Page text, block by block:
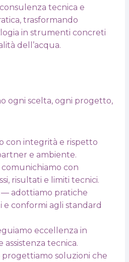
tecnica e
trasformando
in strumenti concreti
dell’acqua.
ogni scelta, ogni progetto,
con integrità e rispetto
e ambiente.
con
risultati e limiti tecnici.
— adottiamo pratiche
e conformi agli standard
eccellenza in
assistenza tecnica.
soluzioni che